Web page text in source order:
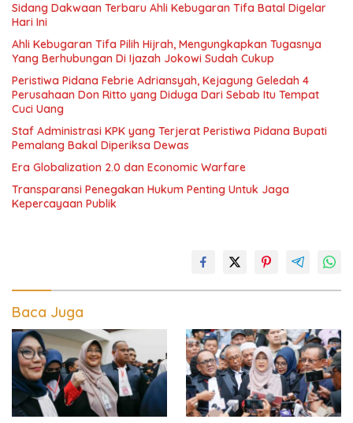
Sidang Dakwaan Terbaru Ahli Kebugaran Tifa Batal Digelar
Hari Ini
Ahli Kebugaran Tifa Pilih Hijrah, Mengungkapkan Tugasnya
Yang Berhubungan Di Ijazah Jokowi Sudah Cukup
Peristiwa Pidana Febrie Adriansyah, Kejagung Geledah 4
Perusahaan Don Ritto yang Diduga Dari Sebab Itu Tempat
Cuci Uang
Staf Administrasi KPK yang Terjerat Peristiwa Pidana Bupati
Pemalang Bakal Diperiksa Dewas
Era Globalization 2.0 dan Economic Warfare
Transparansi Penegakan Hukum Penting Untuk Jaga
Kepercayaan Publik
Baca Juga